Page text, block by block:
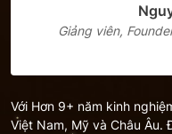
Giảng viên,
Với Hơn 9+ năm kinh
Việt Nam, Mỹ và Châu